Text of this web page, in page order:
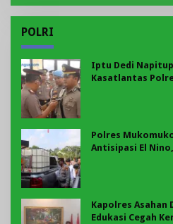
POLRI
Iptu Dedi
Kasatlantas
Polres
Antisipasi El
Kapolres Asahan
Edukasi Cegah